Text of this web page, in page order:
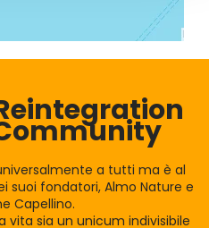
a tutti ma è al
fondatori, Almo Nature e
Capellino.
vita sia un unicum indivisibile